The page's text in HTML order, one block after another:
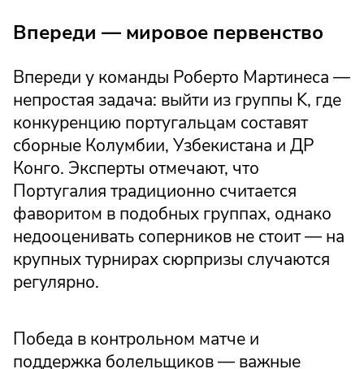
Впереди — мировое первенство
Впереди у команды Роберто Мартинеса —
непростая задача: выйти из группы K, где
конкуренцию португальцам составят
сборные Колумбии, Узбекистана и ДР
Конго. Эксперты отмечают, что
Португалия традиционно считается
фаворитом в подобных группах, однако
недооценивать соперников не стоит — на
крупных турнирах сюрпризы случаются
регулярно.
Победа в контрольном матче и
поддержка болельщиков — важные